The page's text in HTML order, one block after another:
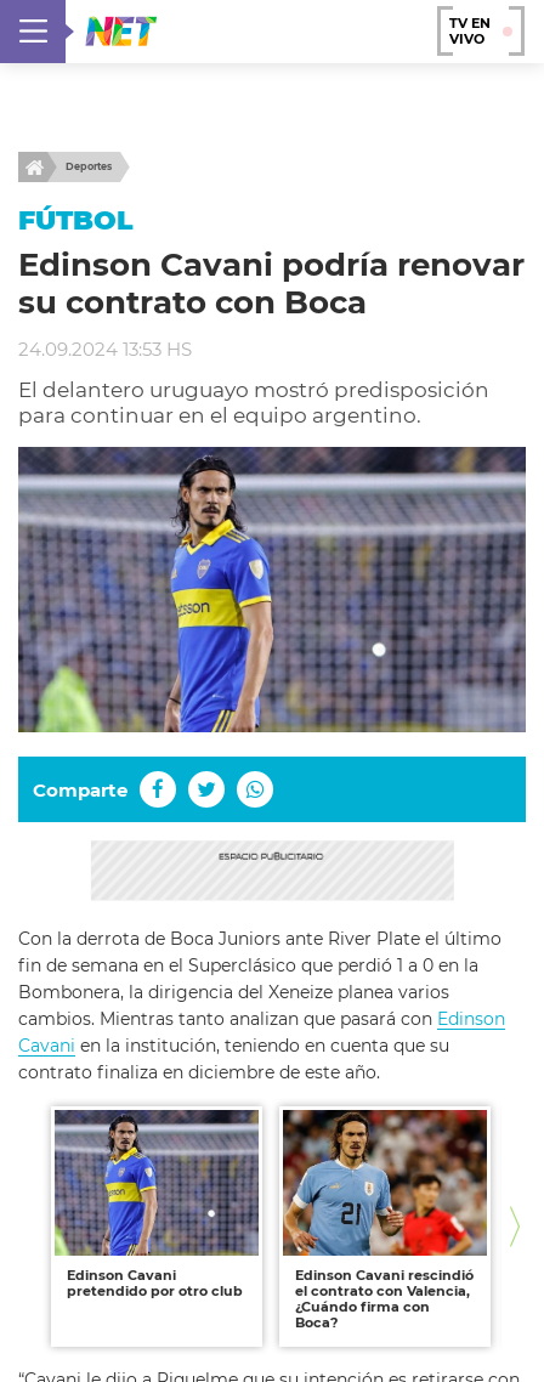
TV EN
VIVO
Deportes
FÚTBOL
Edinson Cavani podría renovar
su contrato con Boca
24.09.2024 13:53 HS
El delantero uruguayo mostró predisposición
para continuar en el equipo argentino.
Comparte
Con la derrota de Boca Juniors ante River Plate el último
fin de semana en el Superclásico que perdió 1 a 0 en la
Bombonera, la dirigencia del Xeneize planea varios
cambios. Mientras tanto analizan que pasará con Edinson
Cavani en la institución, teniendo en cuenta que su
contrato finaliza en diciembre de este año.
Edinson Cavani
pretendido por otro club
Edinson Cavani rescindió
el contrato con Valencia,
¿Cuándo firma con
Boca?